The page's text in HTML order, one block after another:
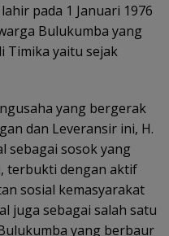
pada 1 Januari 1976
Bulukumba yang
Timika yaitu sejak
yang bergerak
dan Leveransir ini, H.
sebagai sosok yang
terbukti dengan aktif
sosial kemasyarakat
juga sebagai salah satu
yang berbaur